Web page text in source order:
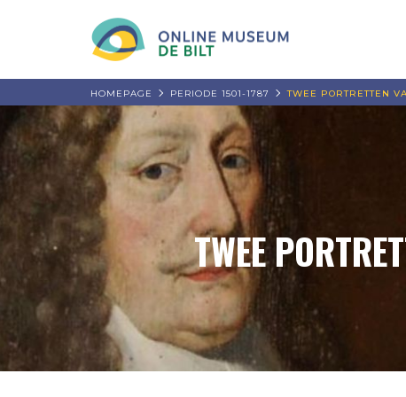
HOMEPAGE PERIODE 1501-1787 TWEE PORTRETTEN
TWEE